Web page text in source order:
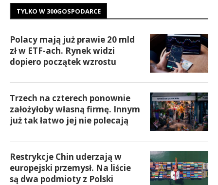
TYLKO W 300GOSPODARCE
Polacy mają już prawie 20 mld
zł w ETF-ach. Rynek widzi
dopiero początek wzrostu
Trzech na czterech ponownie
założyłoby własną firmę. Innym
już tak łatwo jej nie polecają
Restrykcje Chin uderzają w
europejski przemysł. Na liście
są dwa podmioty z Polski